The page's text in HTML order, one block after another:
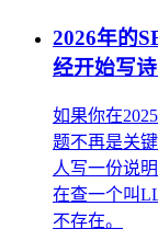
2026年的
经开始写
如果你在
题不再是关
人写一份说
在查一个叫
不存在。